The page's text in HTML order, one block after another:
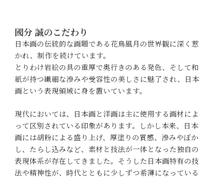
國分 誠のこだわり
日本画の伝統的な画題である花鳥風月の世界観に深く惹
かれ、制作を続けています。
とりわけ岩絵の具の重厚で奥行きのある発色、そして和
紙が持つ繊細な滲みや受容性の美しさに魅了され、日本
画という表現領域に身を置いています。
現代においては、日本画と洋画は主に使用する画材によ
って区別されている印象があります。しかし本来、日本
画には胡粉による盛り上げ、厚塗りの質感、滲みやぼか
し、たらし込みなど、素材と技法が一体となった独自の
表現体系が存在してきました。そうした日本画特有の技
法や精神性が、時代とともに少しずつ希薄になっている